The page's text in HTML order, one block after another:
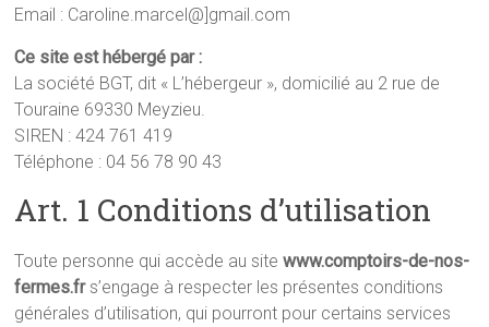
Email : Caroline.marcel@]gmail.com
Ce site est hébergé par :
La société BGT, dit « L’hébergeur », domicilié au 2 rue de
Touraine 69330 Meyzieu.
SIREN : 424 761 419
Téléphone : 04 56 78 90 43
Art. 1 Conditions d’utilisation
Toute personne qui accède au sitewww.comptoirs-de-nos-
fermes.frs’engage à respecter les présentes conditions
générales d’utilisation, qui pourront pour certains services